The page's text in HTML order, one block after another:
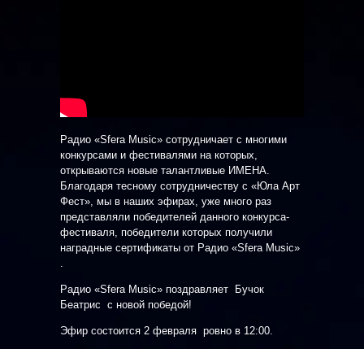
Радио «Sfera Music» сотрудничает с многими
конкурсами и фестивалями на которых,
открываются новые талантливые ИМЕНА.
Благодаря тесному сотрудничеству с «Юла Арт
Фест», мы в наших эфирах, уже много раз
представляли победителей данного конкурса-
фестиваля, победители которых получили
наградные сертификаты от Радио «Sfera Music»
Радио «Sfera Music» поздравляет Бучок
Беатрис с новой победой!
Эфир состоится 2 февраля ровно в 12:00.